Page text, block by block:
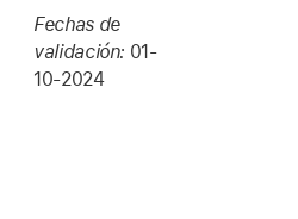
Fechas de
validación: 01-
10-2024